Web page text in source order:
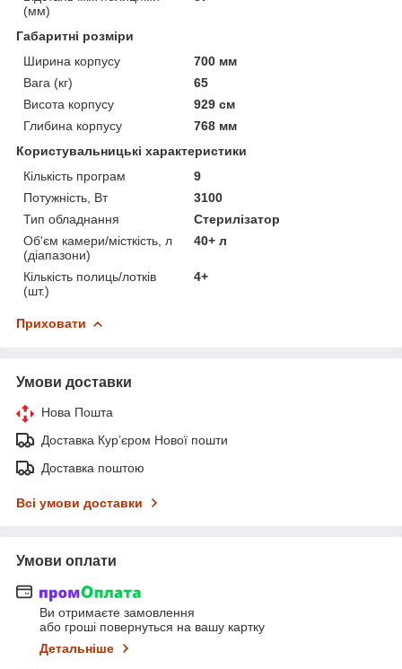
(мм)
Габаритні розміри
Ширина корпусу
700 мм
Вага (кг)
65
Висота корпусу
929 см
Глибина корпусу
768 мм
Користувальницькі характеристики
Кількість програм
9
Потужність, Вт
3100
Тип обладнання
Стерилізатор
Об'єм камери/місткість, л
(діапазони)
40+ л
Кількість полиць/лотків
(шт.)
4+
Приховати
Умови доставки
Нова Пошта
Доставка Курʼєром Нової пошти
Доставка поштою
Всі умови доставки
Умови оплати
Ви отримаєте замовлення
або гроші повернуться на вашу картку
Детальніше